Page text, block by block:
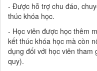
- Được hỗ trợ chu đáo,
thúc khóa học.
- Học viên được học thêm
kết thúc khóa học mà còn
dụng đối với học viên tham
quy).